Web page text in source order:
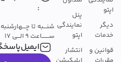
اپتو
دیگر
خدمات
قوانین و
پنل
نمایندگی
اپتو
انتشار
شنـــبه تا چـــهارشنبه
ســـــــاعت 9 الـــی 17